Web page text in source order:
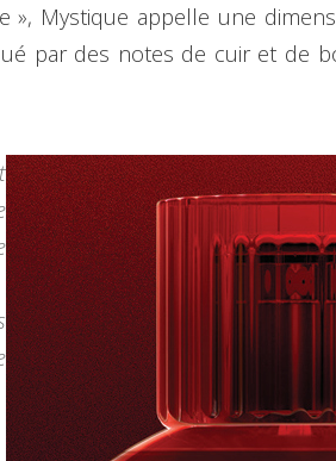
», Mystique appelle une
par des notes de cuir et de